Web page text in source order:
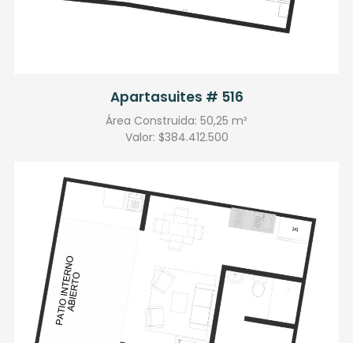
Apartasuites # 516
Área Construida: 50,25 m²
Valor: $384.412.500